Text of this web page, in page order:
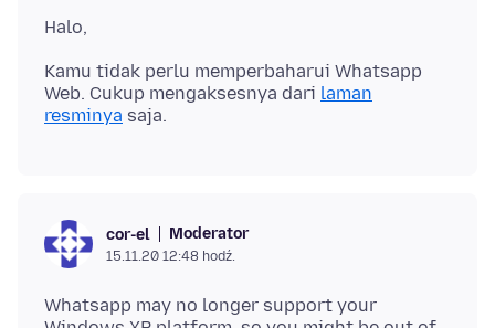
Kamu tidak perlu memperbaharui Whatsapp
Web. Cukup mengaksesnya dari laman
resminya
cor-el Moderator
15.11.20 12:48 hodź.
Whatsapp may no longer support your